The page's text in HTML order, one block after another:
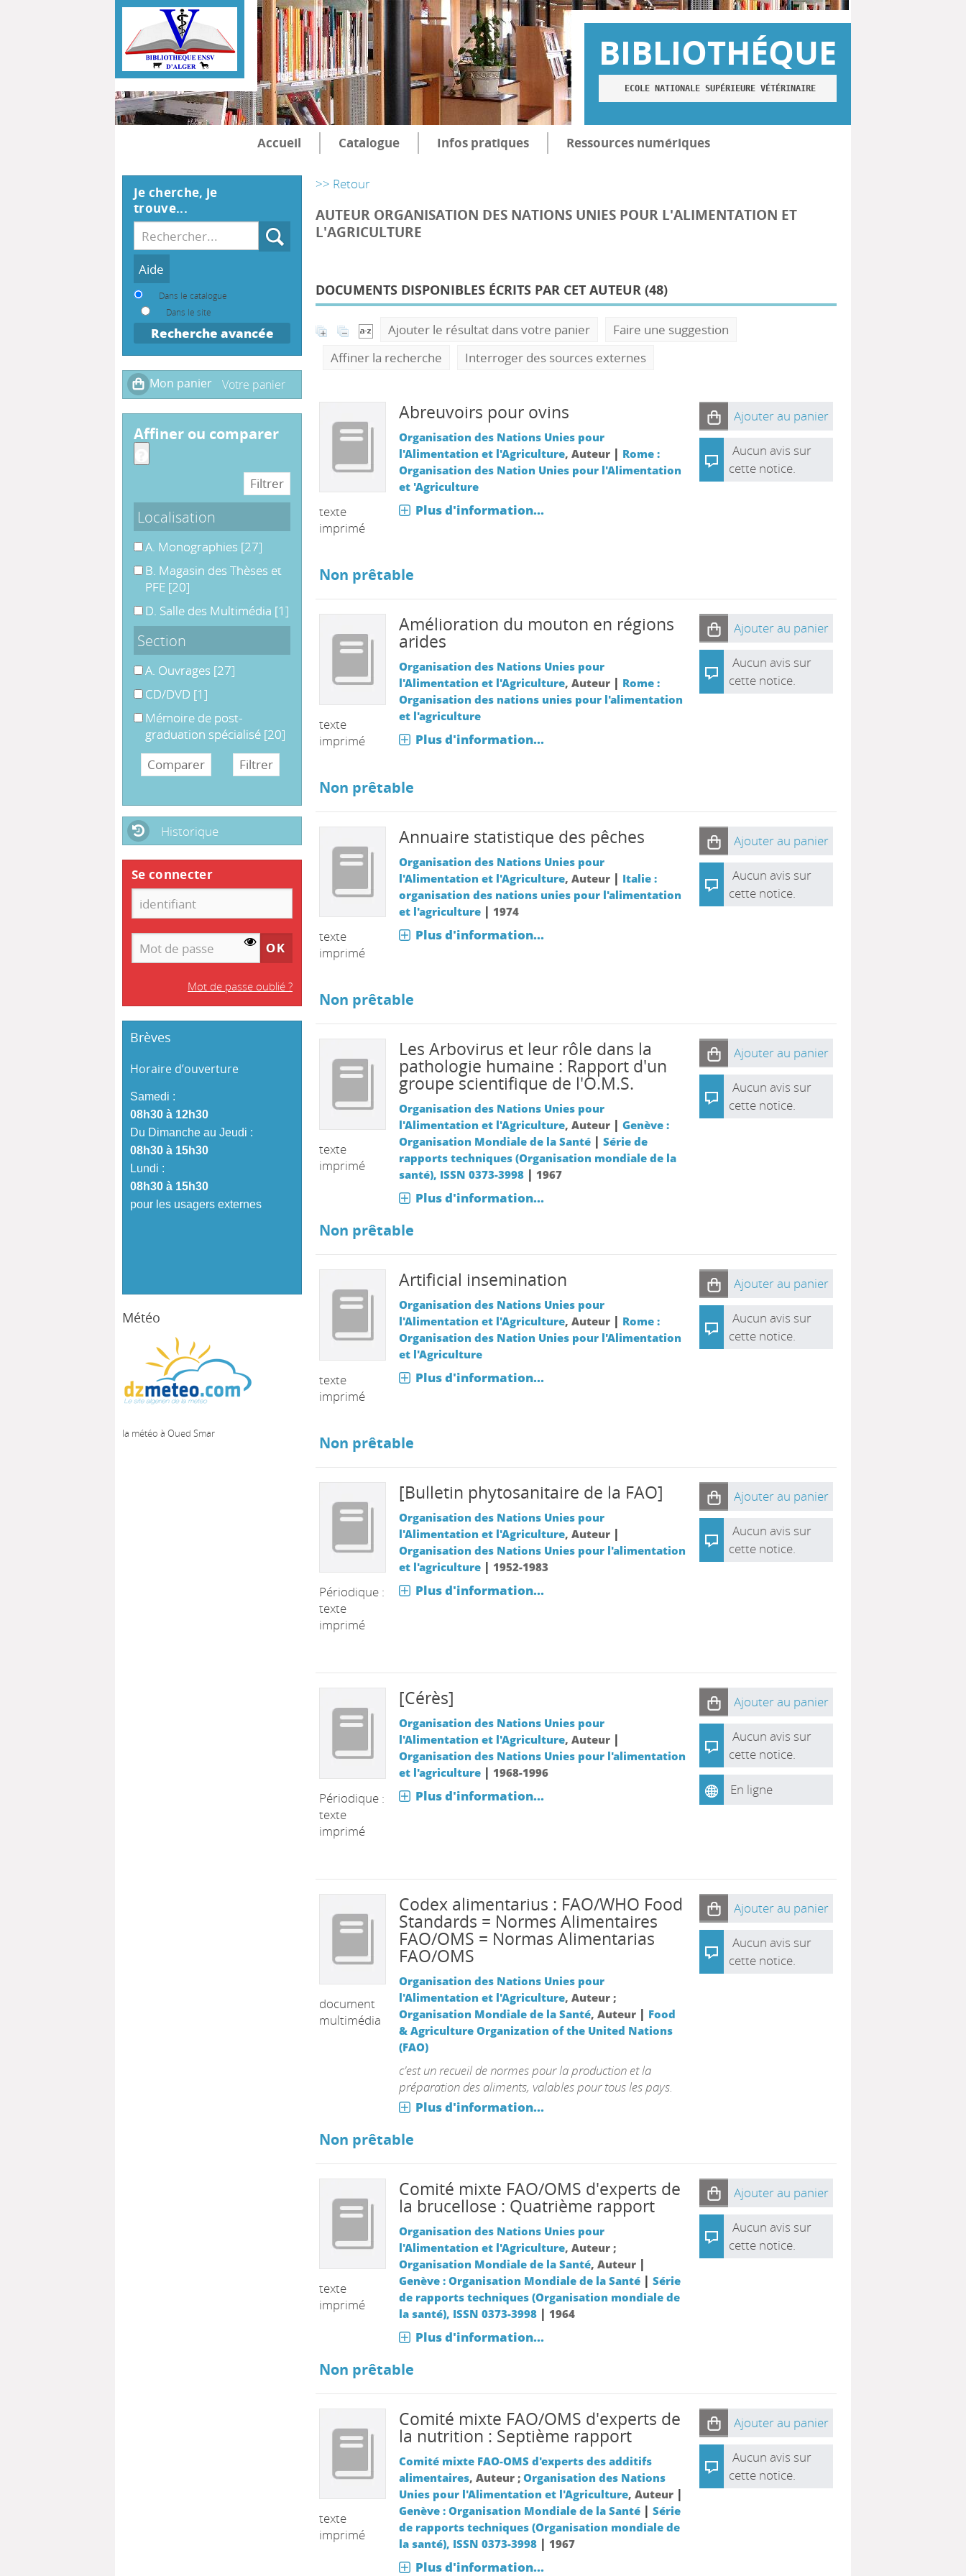
BIBLIOTHÉQUE
ECOLE NATIONALE SUPÉRIEURE VÉTÉRINAIRE
Accueil Catalogue Infos pratiques Ressources numériques
>> Retour
AUTEUR ORGANISATION DES NATIONS UNIES POUR L'ALIMENTATION ET
L'AGRICULTURE
DOCUMENTS DISPONIBLES ÉCRITS PAR CET AUTEUR (48)
Ajouter le résultat dans votre panier
Faire une suggestion
Affiner la recherche
Interroger des sources externes
texte
imprimé
Abreuvoirs pour ovins
Organisation des Nations Unies pour
l'Alimentation et l'Agriculture, Auteur | Rome :
Organisation des Nation Unies pour l'Alimentation
et 'Agriculture
Plus d'information...
Ajouter au panier
Aucun avis sur
cette notice.
Non prêtable
texte
imprimé
Amélioration du mouton en régions
arides
Organisation des Nations Unies pour
l'Alimentation et l'Agriculture, Auteur | Rome :
Organisation des nations unies pour l'alimentation
et l'agriculture
Plus d'information...
Ajouter au panier
Aucun avis sur
cette notice.
Non prêtable
texte
imprimé
Annuaire statistique des pêches
Organisation des Nations Unies pour
l'Alimentation et l'Agriculture, Auteur | Italie :
organisation des nations unies pour l'alimentation
et l'agriculture| 1974
Plus d'information...
Ajouter au panier
Aucun avis sur
cette notice.
Non prêtable
texte
imprimé
Les Arbovirus et leur rôle dans la
pathologie humaine : Rapport d'un
groupe scientifique de l'O.M.S.
Organisation des Nations Unies pour
l'Alimentation et l'Agriculture, Auteur | Genève :
Organisation Mondiale de la Santé| Série de
rapports techniques (Organisation mondiale de la
santé), ISSN 0373-3998| 1967
Plus d'information...
Ajouter au panier
Aucun avis sur
cette notice.
Non prêtable
texte
imprimé
Artificial insemination
Organisation des Nations Unies pour
l'Alimentation et l'Agriculture, Auteur | Rome :
Organisation des Nation Unies pour l'Alimentation
et l'Agriculture
Plus d'information...
Ajouter au panier
Aucun avis sur
cette notice.
Non prêtable
Périodique :
texte
imprimé
[Bulletin phytosanitaire de la FAO]
Organisation des Nations Unies pour
l'Alimentation et l'Agriculture, Auteur |
Organisation des Nations Unies pour l'alimentation
et l'agriculture| 1952-1983
Plus d'information...
Ajouter au panier
Aucun avis sur
cette notice.
Périodique :
texte
imprimé
[Cérès]
Organisation des Nations Unies pour
l'Alimentation et l'Agriculture, Auteur |
Organisation des Nations Unies pour l'alimentation
et l'agriculture| 1968-1996
Plus d'information...
Ajouter au panier
Aucun avis sur
cette notice.
En ligne
document
multimédia
Codex alimentarius : FAO/WHO Food
Standards = Normes Alimentaires
FAO/OMS = Normas Alimentarias
FAO/OMS
Organisation des Nations Unies pour
l'Alimentation et l'Agriculture, Auteur ;
Organisation Mondiale de la Santé, Auteur | Food
& Agriculture Organization of the United Nations
(FAO)
c'est un recueil de normes pour la production et la
préparation des aliments, valables pour tous les pays.
Plus d'information...
Ajouter au panier
Aucun avis sur
cette notice.
Non prêtable
texte
imprimé
Comité mixte FAO/OMS d'experts de
la brucellose : Quatrième rapport
Organisation des Nations Unies pour
l'Alimentation et l'Agriculture, Auteur ;
Organisation Mondiale de la Santé, Auteur |
Genève : Organisation Mondiale de la Santé| Série
de rapports techniques (Organisation mondiale de
la santé), ISSN 0373-3998| 1964
Plus d'information...
Ajouter au panier
Aucun avis sur
cette notice.
Non prêtable
texte
imprimé
Comité mixte FAO/OMS d'experts de
la nutrition : Septième rapport
Comité mixte FAO-OMS d'experts des additifs
alimentaires, Auteur ; Organisation des Nations
Unies pour l'Alimentation et l'Agriculture, Auteur |
Genève : Organisation Mondiale de la Santé| Série
de rapports techniques (Organisation mondiale de
la santé), ISSN 0373-3998| 1967
Plus d'information...
Ajouter au panier
Aucun avis sur
cette notice.
Je cherche, je
trouve...
Recherche
Dans le catalogue
Dans le site
Recherche avancée
affiner ou comparer
Localisation
A. Monographies
A. Monographies [27]
B. Magasin des Thèses et PFE
B. Magasin des Thèses et
PFE [20]
D. Salle des Multimédia
D. Salle des Multimédia [1]
Section
A. Ouvrages
A. Ouvrages [27]
CD/DVD
CD/DVD [1]
Mémoire de post-graduation spécialisé
Mémoire de post-
graduation spécialisé [20]
Historique
Se connecter
Mot de passe oublié ?
Brèves
Horaire d’ouverture
Samedi :
08h30 à 12h30
Du Dimanche au Jeudi :
08h30 à 15h30
Lundi :
08h30 à 15h30
pour les usagers externes
Météo
la météo à Oued Smar